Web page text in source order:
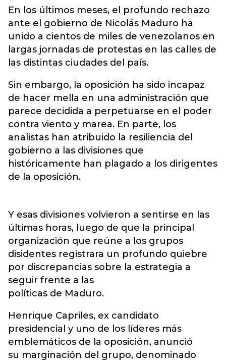
En los últimos meses, el profundo rechazo
ante el gobierno de Nicolás Maduro ha
unido a cientos de miles de venezolanos en
largas jornadas de protestas en las calles de
las distintas ciudades del país.
Sin embargo, la oposición ha sido incapaz
de hacer mella en una administración que
parece decidida a perpetuarse en el poder
contra viento y marea. En parte, los
analistas han atribuido la resiliencia del
gobierno a las divisiones que
históricamente han plagado a los dirigentes
de la oposición.
Y esas divisiones volvieron a sentirse en las
últimas horas, luego de que la principal
organización que reúne a los grupos
disidentes registrara un profundo quiebre
por discrepancias sobre la estrategia a
seguir frente a las
políticas de Maduro.
Henrique Capriles, ex candidato
presidencial y uno de los líderes más
emblemáticos de la oposición, anunció
su marginación del grupo, denominado